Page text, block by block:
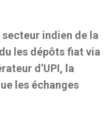
indien de la
les dépôts fiat via
d’UPI, la
les échanges